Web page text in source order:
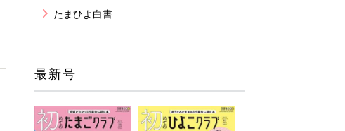
たまひよ白書
最新号